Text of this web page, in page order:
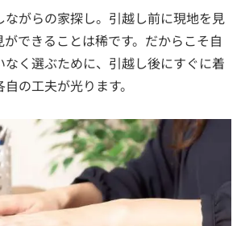
ながらの家探し。引越し前に現地を見
できることは稀です。だからこそ自
く選ぶために、引越し後にすぐに着
の工夫が光ります。